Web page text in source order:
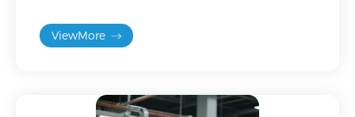
высокой прочности, легкого веса и низкого уровня
шума.
ViewMore